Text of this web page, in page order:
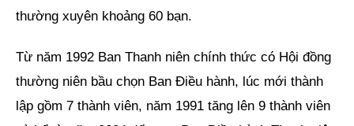
thường xuyên khoảng 60 bạn.
Từ năm 1992 Ban Thanh niên chính thức có Hội đồng
thường niên bầu chọn Ban Điều hành, lúc mới thành
lập gồm 7 thành viên, năm 1991 tăng lên 9 thành viên